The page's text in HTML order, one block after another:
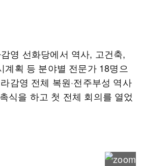
영 선화당에서 역사, 고건축,
계획 등 분야별 전문가 18명으
감영 전체 복원·전주부성 역사
식을 하고 첫 전체 회의를 열었